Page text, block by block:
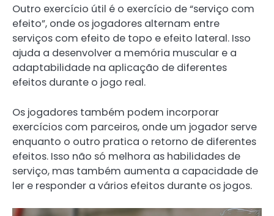
Outro exercício útil é o exercício de “serviço com
efeito”, onde os jogadores alternam entre
serviços com efeito de topo e efeito lateral. Isso
ajuda a desenvolver a memória muscular e a
adaptabilidade na aplicação de diferentes
efeitos durante o jogo real.
Os jogadores também podem incorporar
exercícios com parceiros, onde um jogador serve
enquanto o outro pratica o retorno de diferentes
efeitos. Isso não só melhora as habilidades de
serviço, mas também aumenta a capacidade de
ler e responder a vários efeitos durante os jogos.